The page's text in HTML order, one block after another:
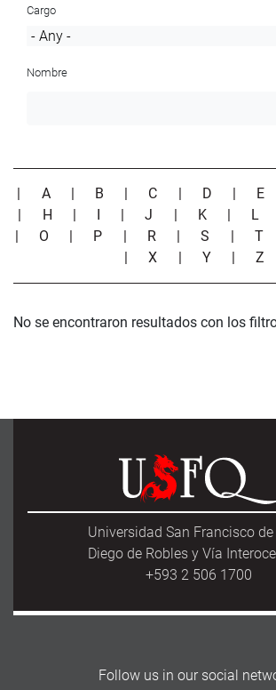
Cargo
Nombre
| A | B | C | D | E
| H | I |J | K | L
| O | P | R |S | T
|X | Y |Z
No se encontraron resultados con los
Universidad San Francisco
Diego de Robles y Vía
+593 2 506 1700
Follow us in our social